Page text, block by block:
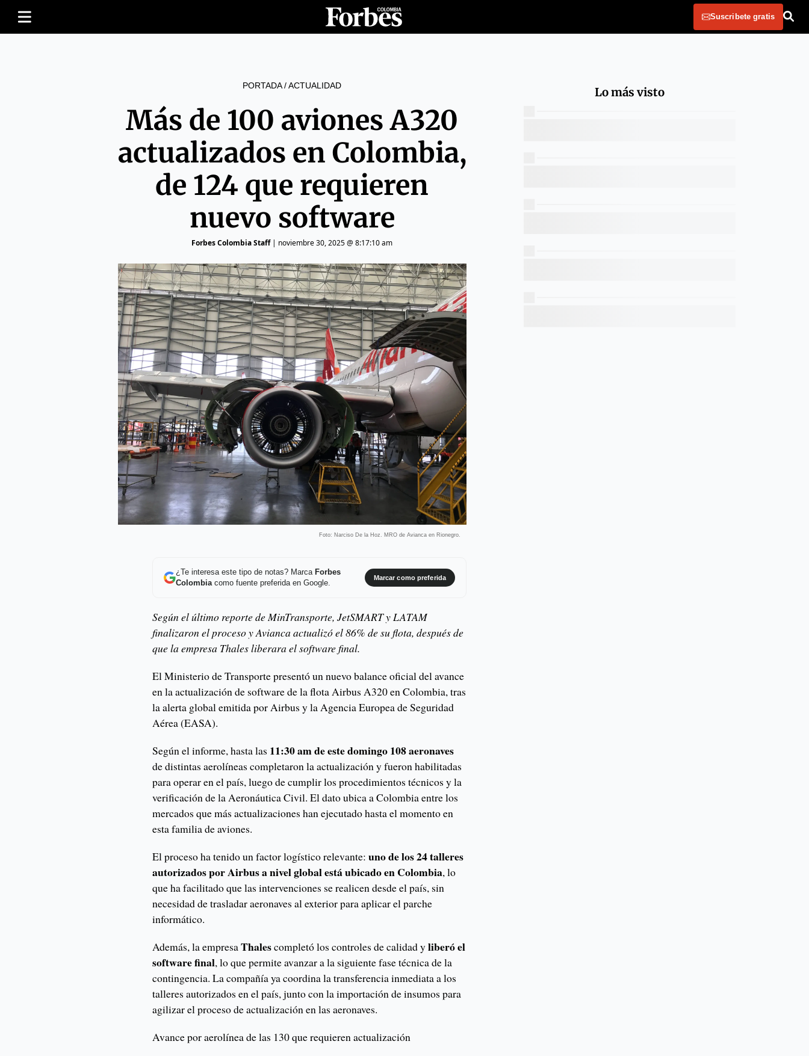
Suscribete gratis
PORTADA/ACTUALIDAD
Más de 100 aviones A320
actualizados en Colombia,
de 124 que requieren
nuevo software
Forbes Colombia Staff| noviembre 30, 2025 @ 8:17:10 am
Foto: Narciso De la Hoz. MRO de Avianca en Rionegro.
¿Te interesa este tipo de notas? Marca Forbes
Colombiacomo fuente preferida en Google.
Marcar como preferida
Según el último reporte de MinTransporte, JetSMART y LATAM
finalizaron el proceso y Avianca actualizó el 86% de su flota, después de
que la empresa Thales liberara el software final.
El Ministerio de Transporte presentó un nuevo balance oficial del avance
en la actualización de software de la flota Airbus A320 en Colombia, tras
la alerta global emitida por Airbus y la Agencia Europea de Seguridad
Aérea (EASA).
Según el informe, hasta las 11:30 am de este domingo108 aeronaves
de distintas aerolíneas completaron la actualización y fueron habilitadas
para operar en el país, luego de cumplir los procedimientos técnicos y la
verificación de la Aeronáutica Civil. El dato ubica a Colombia entre los
mercados que más actualizaciones han ejecutado hasta el momento en
esta familia de aviones.
El proceso ha tenido un factor logístico relevante:uno de los 24 talleres
autorizados por Airbus a nivel global está ubicado en Colombia, lo
que ha facilitado que las intervenciones se realicen desde el país, sin
necesidad de trasladar aeronaves al exterior para aplicar el parche
informático.
Además, la empresaThalescompletó los controles de calidad yliberó el
software final, lo que permite avanzar a la siguiente fase técnica de la
contingencia. La compañía ya coordina la transferencia inmediata a los
talleres autorizados en el país, junto con la importación de insumos para
agilizar el proceso de actualización en las aeronaves.
Avance por aerolínea de las 130 que requieren actualización
Lo más visto